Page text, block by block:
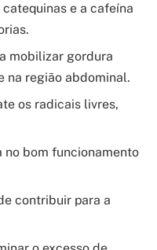
catequinas e a cafeína
mobilizar gordura
na região abdominal.
os radicais livres,
no bom funcionamento
contribuir para a